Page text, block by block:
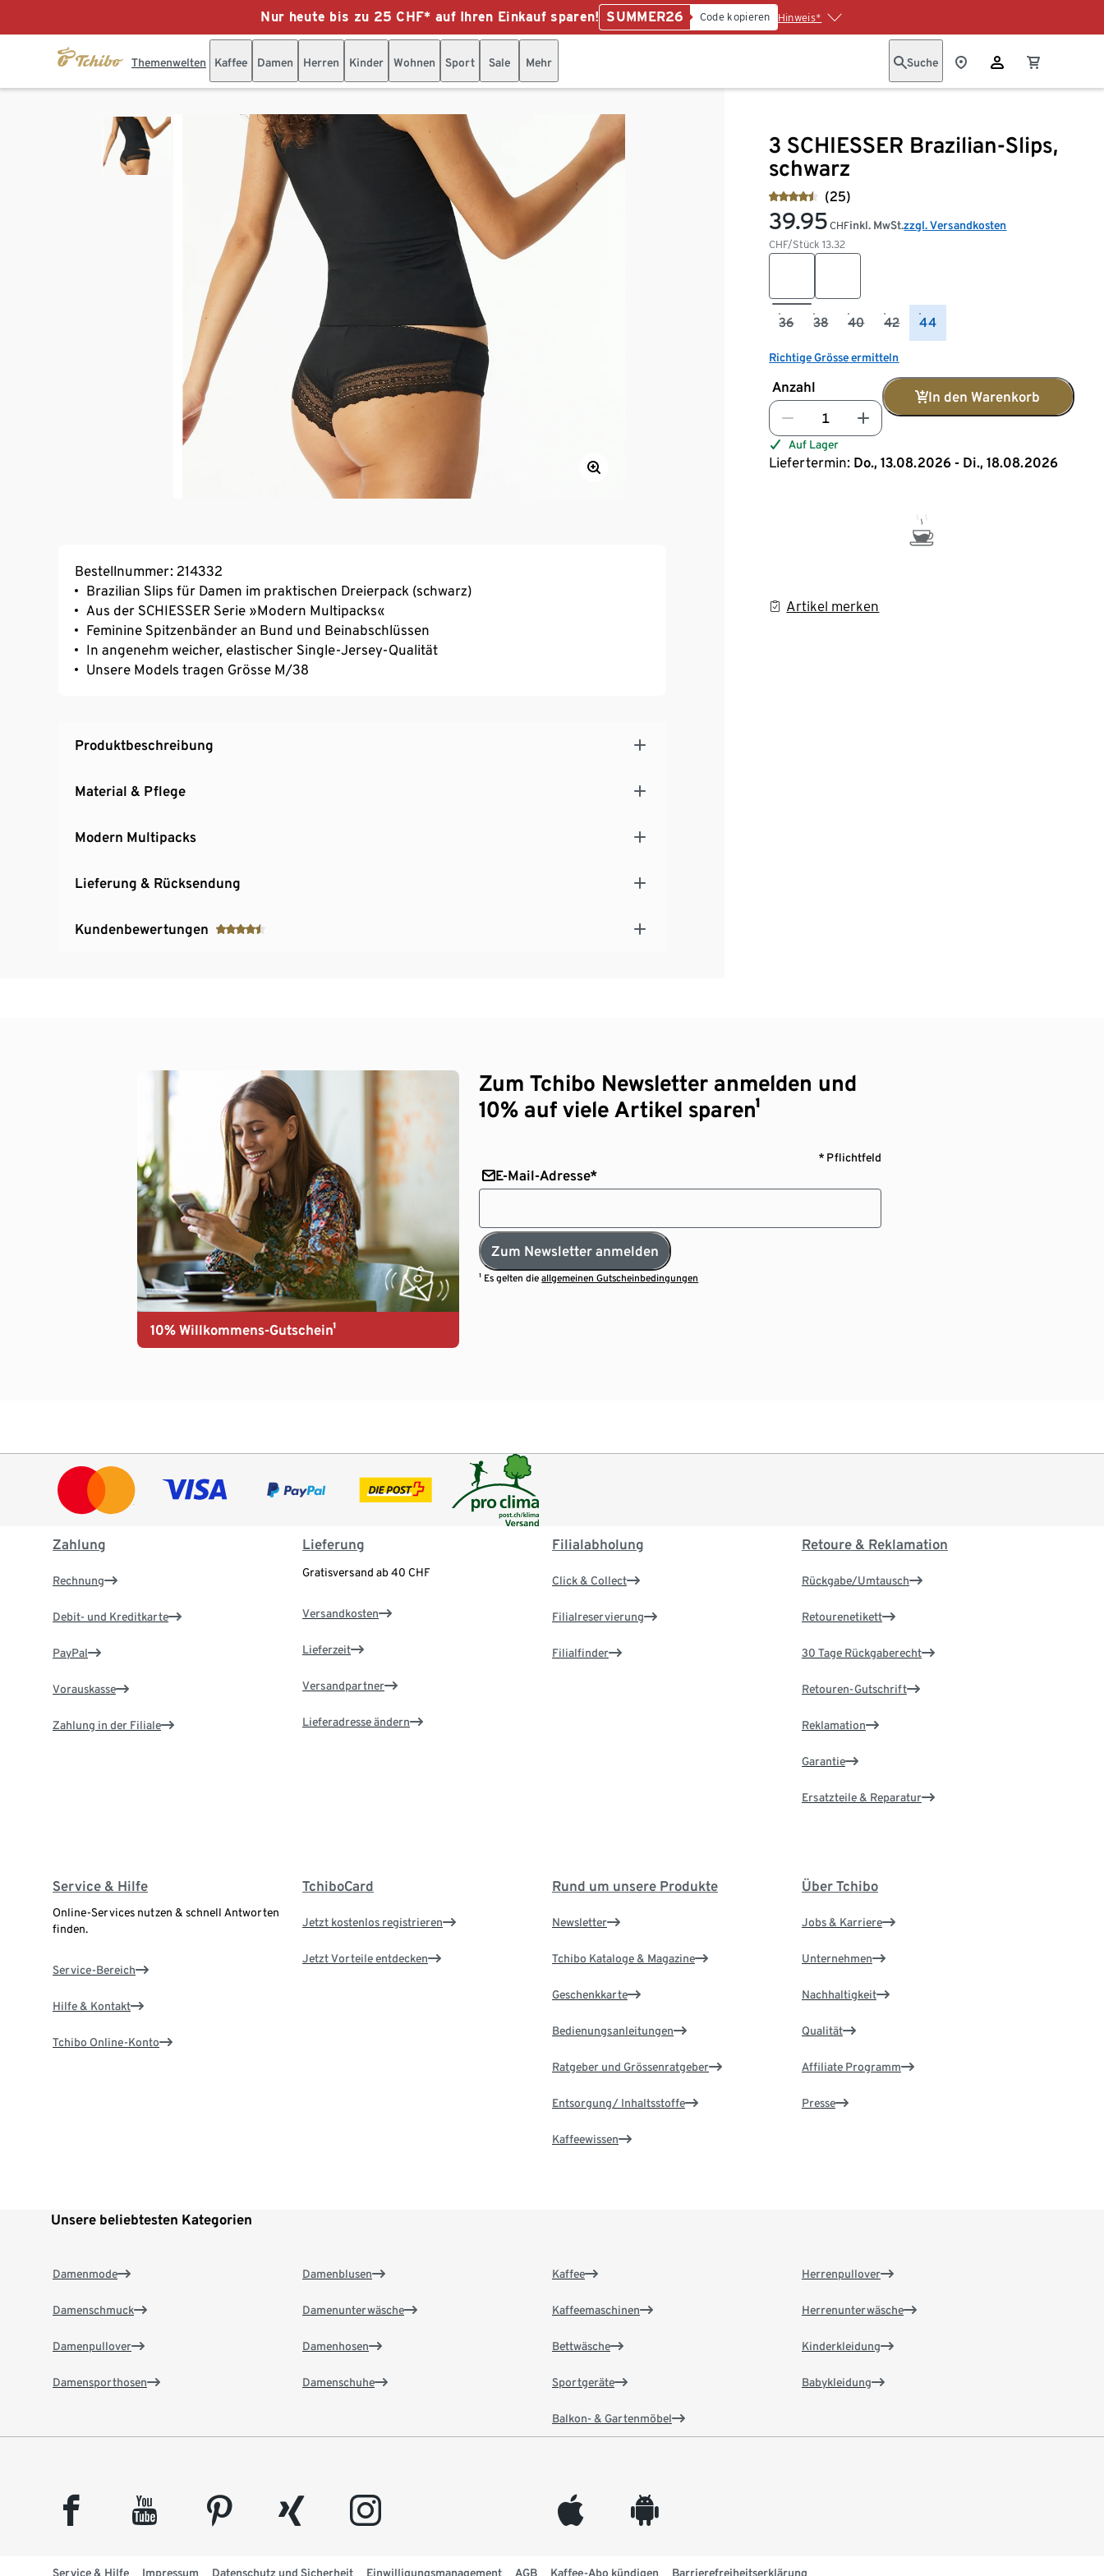
Nur heute bis zu 25 CHF* auf Ihren Einkauf sparen! SUMMER26 Code kopieren Hinweis*
Themenwelten Kaffee Damen Herren Kinder Wohnen Sport Sale Mehr Suche
3 SCHIESSER Brazilian-Slips,
schwarz
(25)
39.95 CHF
CHF/Stück13.32
inkl. MwSt.zzgl. Versandkosten
36 38 40 42 44
Richtige Grösse ermitteln
Anzahl
In den Warenkorb
Auf Lager
Liefertermin: Do., 13.08.2026 - Di., 18.08.2026
Artikel merken
Bestellnummer: 214332
Brazilian Slips für Damen im praktischen Dreierpack (schwarz)
Aus der SCHIESSER Serie »Modern Multipacks«
Feminine Spitzenbänder an Bund und Beinabschlüssen
In angenehm weicher, elastischer Single-Jersey-Qualität
Unsere Models tragen Grösse M/38
Produktbeschreibung
Material & Pflege
Modern Multipacks
Lieferung & Rücksendung
Kundenbewertungen
10% Willkommens-Gutschein¹
Zum Tchibo Newsletter anmelden und
10% auf viele Artikel sparen¹
* Pflichtfeld
E-Mail-Adresse*
Zum Newsletter anmelden
¹ Es gelten dieallgemeinen Gutscheinbedingungen
Zahlung
Rechnung
Debit- und Kreditkarte
PayPal
Vorauskasse
Zahlung in der Filiale
Lieferung
Gratisversand ab 40 CHF
Versandkosten
Lieferzeit
Versandpartner
Lieferadresse ändern
Filialabholung
Click & Collect
Filialreservierung
Filialfinder
Retoure & Reklamation
Rückgabe/Umtausch
Retourenetikett
30 Tage Rückgaberecht
Retouren-Gutschrift
Reklamation
Garantie
Ersatzteile & Reparatur
Service & Hilfe
Online-Services nutzen & schnell Antworten
finden.
Service-Bereich
Hilfe & Kontakt
Tchibo Online-Konto
TchiboCard
Jetzt kostenlos registrieren
Jetzt Vorteile entdecken
Rund um unsere Produkte
Newsletter
Tchibo Kataloge & Magazine
Geschenkkarte
Bedienungsanleitungen
Ratgeber und Grössenratgeber
Entsorgung/ Inhaltsstoffe
Kaffeewissen
Über Tchibo
Jobs & Karriere
Unternehmen
Nachhaltigkeit
Qualität
Affiliate Programm
Presse
Unsere beliebtesten Kategorien
Damenmode
Damenschmuck
Damenpullover
Damensporthosen
Damenblusen
Damenunterwäsche
Damenhosen
Damenschuhe
Kaffee
Kaffeemaschinen
Bettwäsche
Sportgeräte
Balkon- & Gartenmöbel
Herrenpullover
Herrenunterwäsche
Kinderkleidung
Babykleidung
facebook youtube pinterest xing instagram appleinc android
Service & Hilfe Impressum Datenschutz und Sicherheit Einwilligungsmanagement AGB Kaffee-Abo kündigen Barrierefreiheitserklärung